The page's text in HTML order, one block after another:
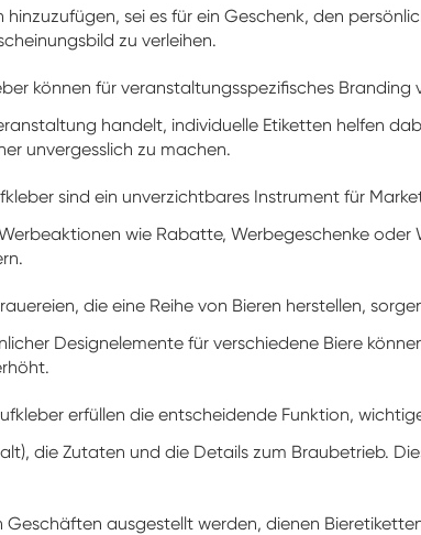
sei es für ein Geschenk, den
zu verleihen.
können für veranstaltungsspezifisches Branding
handelt, individuelle Etiketten helfen
unvergesslich zu machen.
sind ein unverzichtbares Instrument für
wie Rabatte, Werbegeschenke
die eine Reihe von Bieren herstellen,
Designelemente für verschiedene Biere
erfüllen die entscheidende Funktion,
die Zutaten und die Details zum Braubetrieb.
Geschäften ausgestellt werden, dienen